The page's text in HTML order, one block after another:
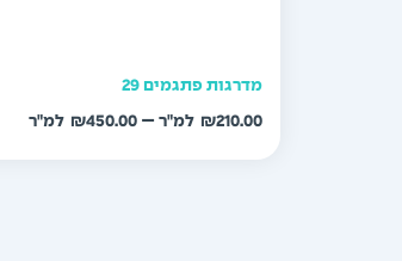
מדרגות פתגמים 29
₪210.00
–
₪450.00
טווח